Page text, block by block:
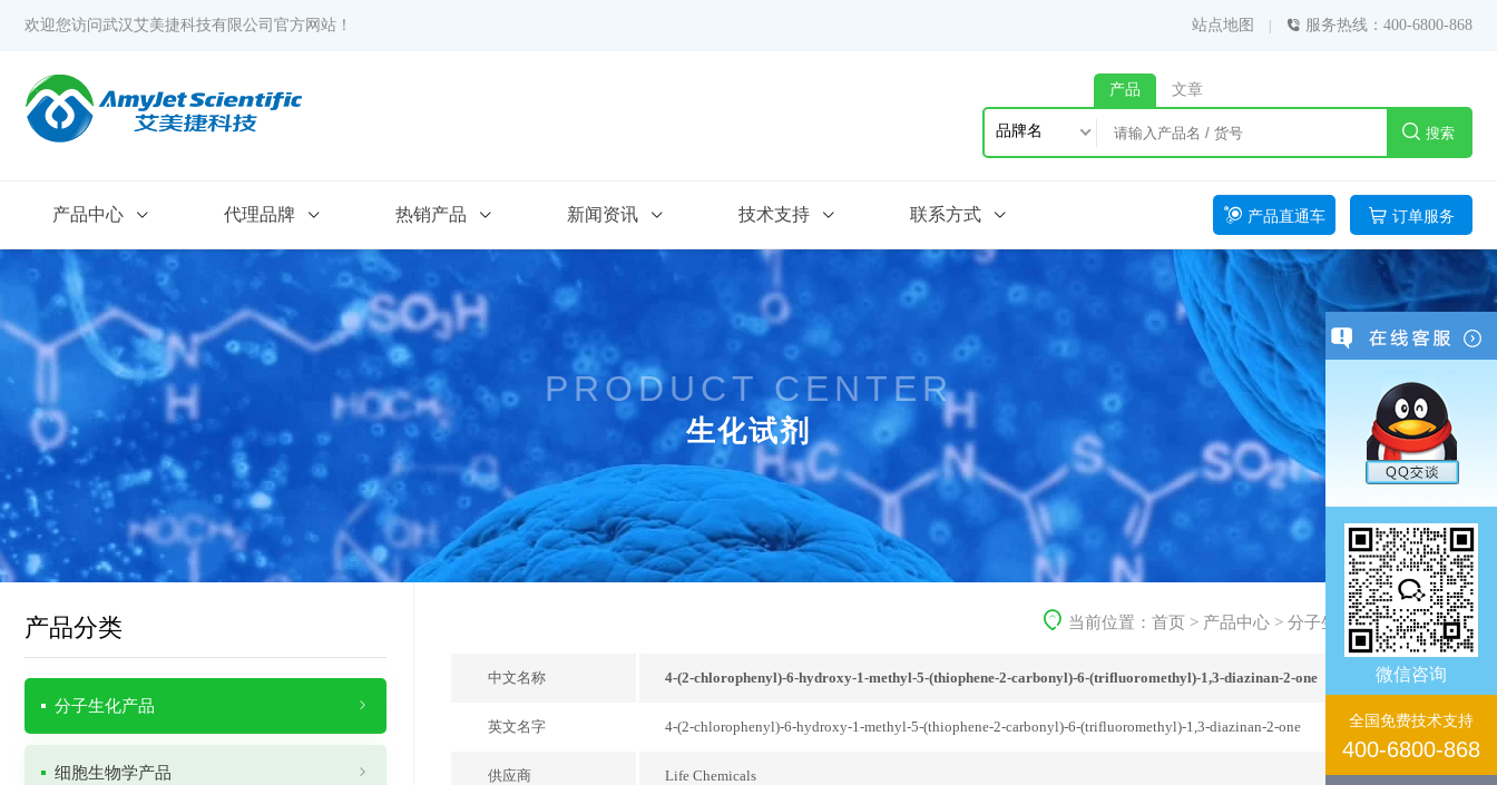
欢迎您访问武汉艾美捷科技有限公司官方网站！ 站点地图 服务热线：400-6800-868
产品 文章
品牌名 搜索
产品中心 代理品牌 热销产品 新闻资讯 技术支持 联系方式 产品直通车 订单服务
PRODUCT CENTER
生化试剂
当前位置： 首页 > 产品中心 > 分子生化产品>生化试剂
中文名称 4-(2-chlorophenyl)-6-hydroxy-1-methyl-5-(thiophene-2-carbonyl)-6-(trifluoromethyl)-1,3-diazinan-2-one
英文名字 4-(2-chlorophenyl)-6-hydroxy-1-methyl-5-(thiophene-2-carbonyl)-6-(trifluoromethyl)-1,3-diazinan-2-one
供应商 Life Chemicals
产品分类
分子生化产品
细胞生物学产品
微信咨询
全国免费技术支持
400-6800-868